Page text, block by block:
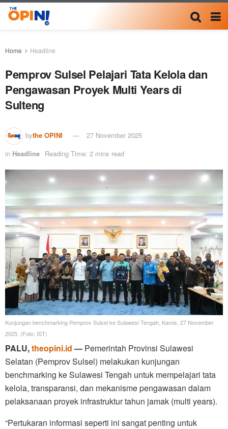
Home Headline
Pemprov Sulsel Pelajari Tata Kelola dan
Pengawasan Proyek Multi Years di
Sulteng
bythe OPINI
27 November 2025
in Headline Reading Time: 2 mins read
Kunjungan benchmarking Pemprov Sulsel ke Sulawesi Tengah, Kamis, 27 November
2025. (Foto: IST)
PALU,theopini.id— Pemerintah Provinsi Sulawesi
Selatan (Pemprov Sulsel) melakukan kunjungan
benchmarking ke Sulawesi Tengah untuk mempelajari tata
kelola, transparansi, dan mekanisme pengawasan dalam
pelaksanaan proyek infrastruktur tahun jamak (multi years).
“Pertukaran informasi seperti ini sangat penting untuk